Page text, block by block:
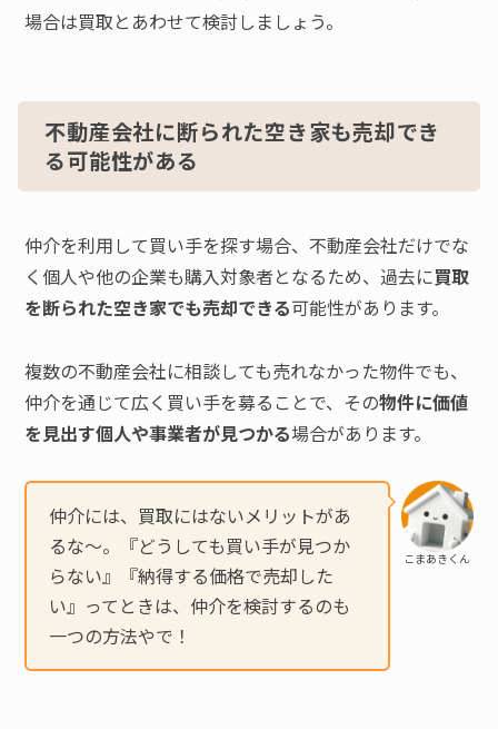
場合は買取とあわせて検討しましょう。
不動産会社に断られた空き家も売却でき
る可能性がある
仲介を利用して買い手を探す場合、不動産会社だけでな
く個人や他の企業も購入対象者となるため、過去に買取
を断られた空き家でも売却できる可能性があります。
複数の不動産会社に相談しても売れなかった物件でも、
仲介を通じて広く買い手を募ることで、その物件に価値
を見出す個人や事業者が見つかる場合があります。
こまあきくん
仲介には、買取にはないメリットがあ
るな〜。『どうしても買い手が見つか
らない』『納得する価格で売却した
い』ってときは、仲介を検討するのも
一つの方法やで！